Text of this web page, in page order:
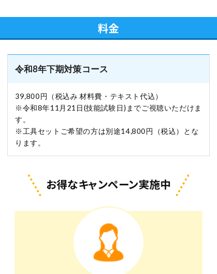
料金
令和8年下期対策コース
39,800円（税込み 材料費・テキスト代込）
※令和8年11月21日(技能試験日)までご視聴いただけま
す。
※工具セットご希望の方は別途14,800円（税込）とな
ります。
お得なキャンペーン実施中